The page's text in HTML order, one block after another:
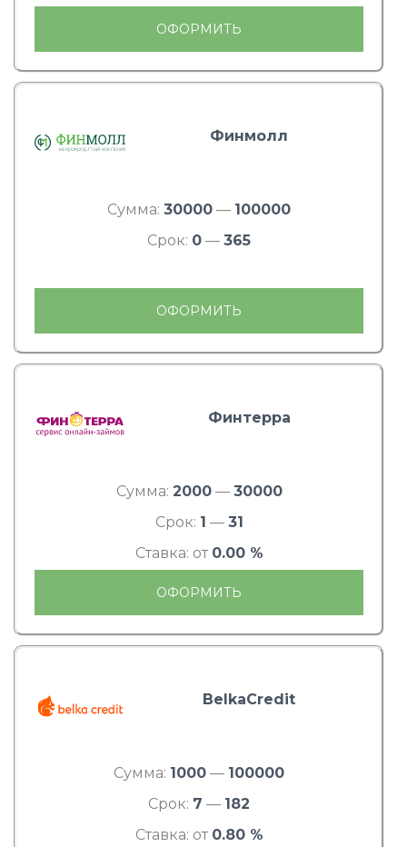
ОФОРМИТЬ
Финмолл
Сумма: 30000 — 100000
Срок: 0 — 365
ОФОРМИТЬ
Финтерра
Сумма: 2000— 30000
Срок: 1 — 31
Ставка: от 0.00 %
ОФОРМИТЬ
BelkaCredit
Сумма: 1000 — 100000
Срок: 7 — 182
Ставка: от 0.80 %